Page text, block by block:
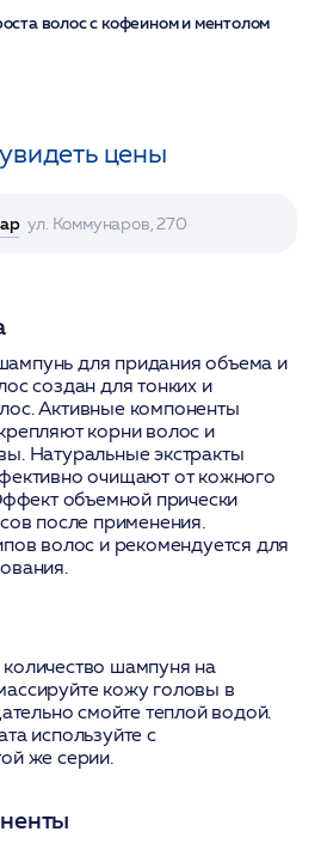
волос с кофеином и ментолом
цены
ул. Коммунаров, 270
для придания объема и
создан для тонких и
Активные компоненты
корни волос и
Натуральные экстракты
очищают от кожного
объемной прически
после применения.
волос и рекомендуется для
шампуня на
кожу головы в
смойте теплой водой.
используйте с
же серии.